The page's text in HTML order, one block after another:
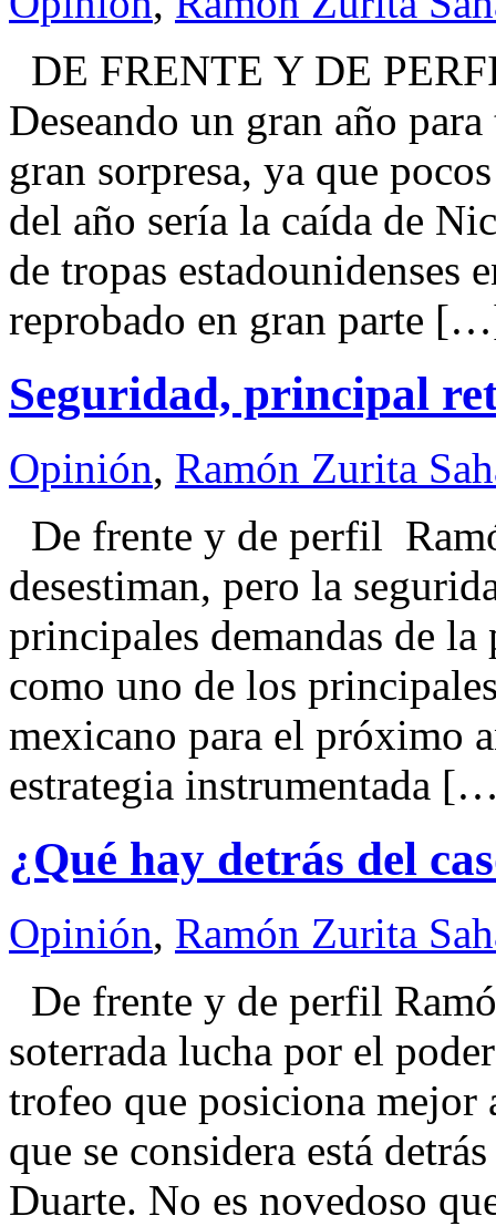
DE FRENTE Y DE
Deseando un gran año
gran sorpresa, ya que
del año sería la caída de
de tropas estadounidenses
reprobado en gran parte
Seguridad, principal
Opinión, Ramón Zurita
De frente y de perfil
desestiman, pero la
principales demandas de
como uno de los
mexicano para el próximo
estrategia instrumentada
¿Qué hay detrás del
Opinión, Ramón Zurita
De frente y de perfil
soterrada lucha por el
trofeo que posiciona mejor
que se considera está
Duarte. No es novedoso